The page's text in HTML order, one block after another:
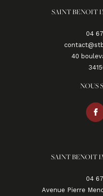
SAINT BENOIT
04
40
NOUS
SAINT BENOIT
04
Avenue Pierre